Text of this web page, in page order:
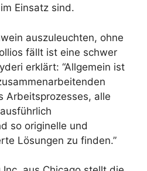
Einsatz sind.
auszuleuchten, ohne
fällt ist eine schwer
erklärt: “Allgemein ist
Arbeitsprozesses, alle
so originelle und
Lösungen zu finden.”